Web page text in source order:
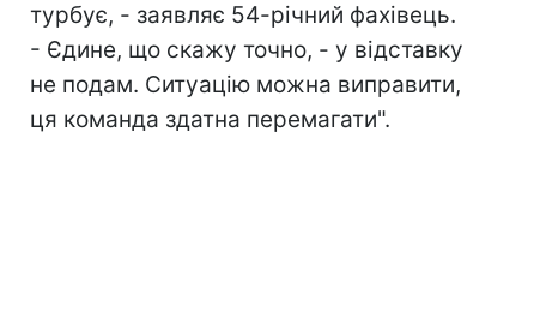
турбує, - заявляє 54-річний фахівець.
- Єдине, що скажу точно, - у відставку
не подам. Ситуацію можна виправити,
ця команда здатна перемагати".